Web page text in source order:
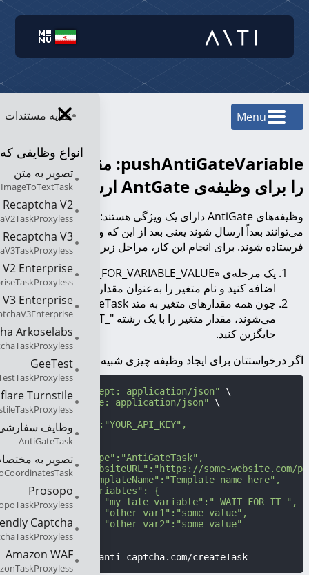
نمایه مستندات
انواع وظایفی
تصویر به متن
ImageToTextTask
Recaptcha V2
Recaptcha V3
Enterprise
Enterprise
Arkoselabs
GeeTest
Turnstile
وظایف
AntiGateTask
تصویر به
Prosopo
Captcha
Amazon WAF
Menu
pushAntiGateVariable: مقدار یک متغیر
را برای وظیفه‌ی AntGate ارسال می‌کند
وظیفه‌های AntiGate دارای یک ویژگی هستند: مقادیر متغیر
می‌توانند بعداً ارسال شوند یعنی بعد از این که وظیفه ایجاد شد،
فرستاده شوند. برای انجام این کار، مراحل زیر را دنبال کنید:
یک مرحله‌ی «WAIT_FOR_VARIABLE_VALUE» را به قالبتان
اضافه کنید و نام متغیر را به‌عنوان مقدار دائمی تعیین کنید.
چون همه مقدارهای متغیر به متد createTask فرستاده
می‌شوند، مقدار متغیر را با یک رشته "_WAIT_FOR_IT_"
جایگزین کنید.
اگر درخواستتان برای ایجاد وظیفه چیزی شبیه به این است::
curl -i -H "Accept: application/json"
\
-H "Content-Type: application/json"
\
-X POST -d
    "clientKey":"YOUR_API_KEY",
    "task":
        {
            "type":"AntiGateTask",
"websiteURL":"https://some-website.com/
            "templateName":"Template name here",
            "variables": {
                "my_late_variable":"_WAIT_FOR_IT_",
                "other_var1":"some value",
                "other_var2":"some value"
            }
}' https://api.anti-captcha.com/createTask